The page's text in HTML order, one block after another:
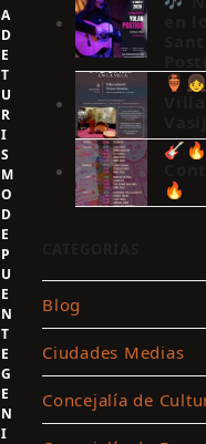
🔥
Blog
Ciudades Medias
Concejalía de
A
D
E
T
U
R
I
S
M
O
D
E
P
U
E
N
T
E
G
E
N
I